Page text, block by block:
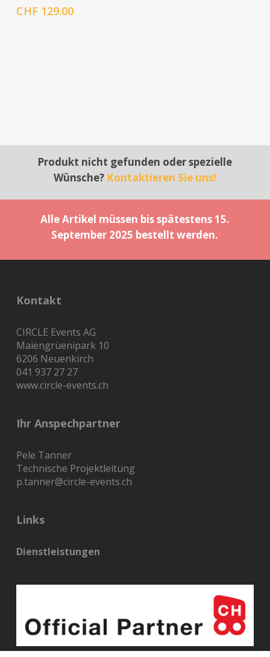
CHF129.00
Produkt nicht gefunden oder spezielle
Wünsche? Kontaktieren Sie uns!
Alle Artikel müssen bis spätestens 15.
September 2025 bestellt werden.
Kontakt
CIRCLE Events AG
Maiengrüenipark 10
6206 Neuenkirch
041 937 27 27
www.circle-events.ch
Ihr Anspechpartner
Pele Tanner
Technische Projektleitung
p.tanner@circle-events.ch
Links
Dienstleistungen